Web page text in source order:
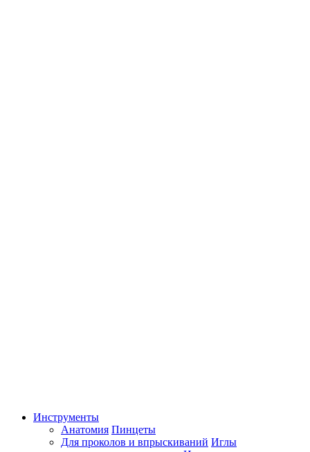
Инструменты
Анатомия Пинцеты
Для проколов и впрыскиваний Иглы